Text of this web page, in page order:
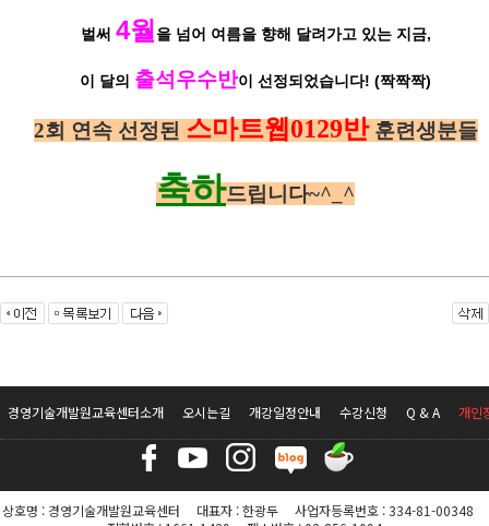
벌써 4월을 넘어 여름을 향해 달려가고 있는 지금,
이 달의 출석우수반이 선정되었습니다! (짝짝짝)
2회 연속 선정된 스마트웹0129반훈련생분들
축하드립니다~^_^
경영기술개발원교육센터소개 오시는길 개강일정안내 수강신청 Q & A 개인
상호명 : 경영기술개발원교육센터 대표자 : 한광두 사업자등록번호 : 334-81-00348